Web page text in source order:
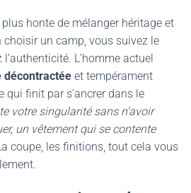
honte de mélanger héritage et
un camp, vous suivez le
L’homme actuel
décontractée et tempérament
qui finit par s’ancrer dans le
votre singularité sans n’avoir
un vêtement qui se contente
coupe, les finitions, tout cela vous